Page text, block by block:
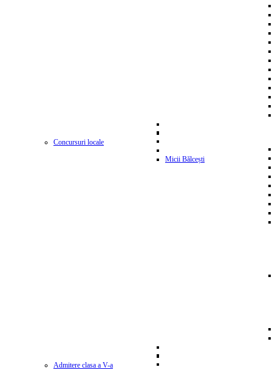
Concursuri locale
Micii Bălcești
Admitere clasa a V-a